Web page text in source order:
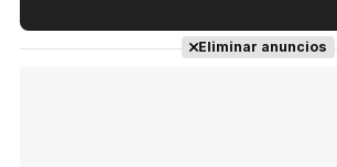
Eliminar anuncios